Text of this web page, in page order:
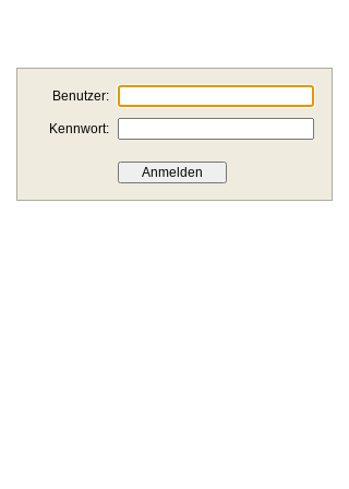
Benutzer:
Kennwort: